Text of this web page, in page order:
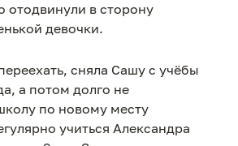
отодвинули в сторону
девочки.
сняла Сашу с учёбы
а потом долго не
по новому месту
учиться Александра